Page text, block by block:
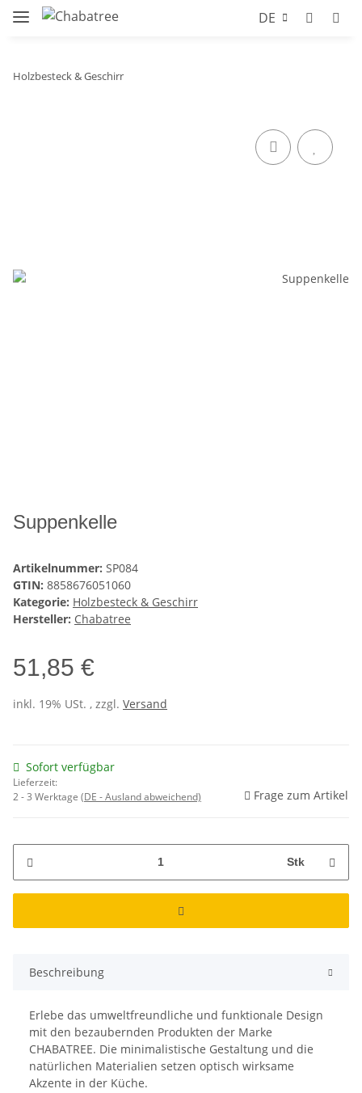
DE
Holzbesteck & Geschirr
Suppenkelle
Artikelnummer: SP084
GTIN: 8858676051060
Kategorie: Holzbesteck & Geschirr
Hersteller: Chabatree
51,85 €
inkl. 19% USt. , zzgl. Versand
Sofort verfügbar
Lieferzeit:
2 - 3 Werktage (DE - Ausland abweichend) Frage zum Artikel
Stk
Beschreibung
Erlebe das umweltfreundliche und funktionale Design
mit den bezaubernden Produkten der Marke
CHABATREE. Die minimalistische Gestaltung und die
natürlichen Materialien setzen optisch wirksame
Akzente in der Küche.